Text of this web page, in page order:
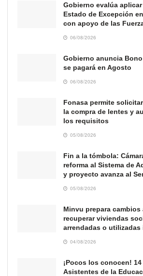
Gobierno evalúa
Estado de Excepción
con apoyo de las
06/08/2026
Gobierno anuncia
se pagará en Agosto
06/08/2026
Fonasa permite
la compra de lentes y
los requisitos
05/08/2026
Fin a la tómbola:
reforma al Sistema de
y proyecto avanza al
05/08/2026
Minvu prepara cambios
recuperar viviendas
arrendadas o utilizadas
04/08/2026
¡Pocos los conocen!
Asistentes de la